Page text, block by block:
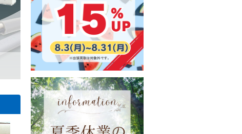
宿区早稲田南町の一般のお客様様
ス 乾湿両用掃除機 MPV-201の買取｜東京都町田市小山町の清掃業者様
【クリーナー】パナソニック 工事用充電クリーナー EZ